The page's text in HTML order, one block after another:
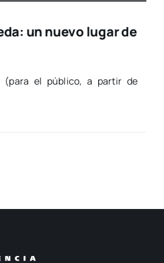
un nuevo lugar de
(para el públi­co, a par­tir de